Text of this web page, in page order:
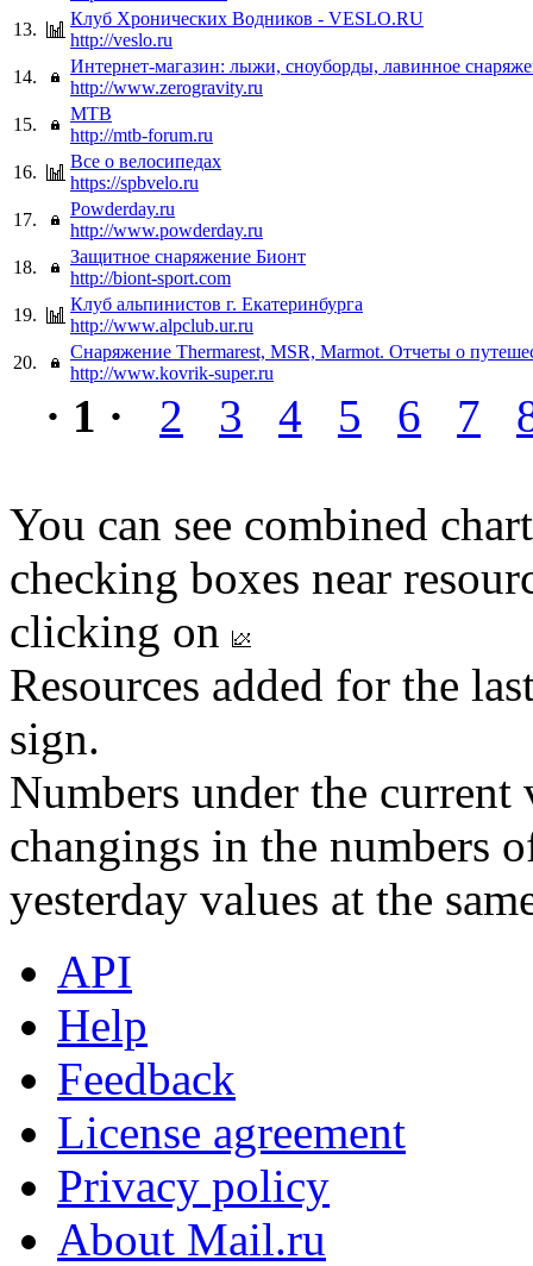
13.
Клуб Хронических Водников - VESLO.RU
http://veslo.ru
14.
Интернет-магазин: лыжи, сноуборды, лавинное
http://www.zerogravity.ru
15.
MTB
http://mtb-forum.ru
16.
Все о велосипедах
https://spbvelo.ru
17.
Powderday.ru
http://www.powderday.ru
18.
Защитное снаряжение Бионт
http://biont-sport.com
19.
Клуб альпинистов г. Екатеринбурга
http://www.alpclub.ur.ru
20.
Снаряжение Thermarest, MSR, Marmot. Отчеты о
http://www.kovrik-super.ru
· 1 · 2 3 4 5 6 7
You can see combined
checking boxes near
clicking on
Resources added for the
sign.
Numbers under the
changings in the numbers
yesterday values at the
API
Help
Feedback
License agreement
Privacy policy
About Mail.ru